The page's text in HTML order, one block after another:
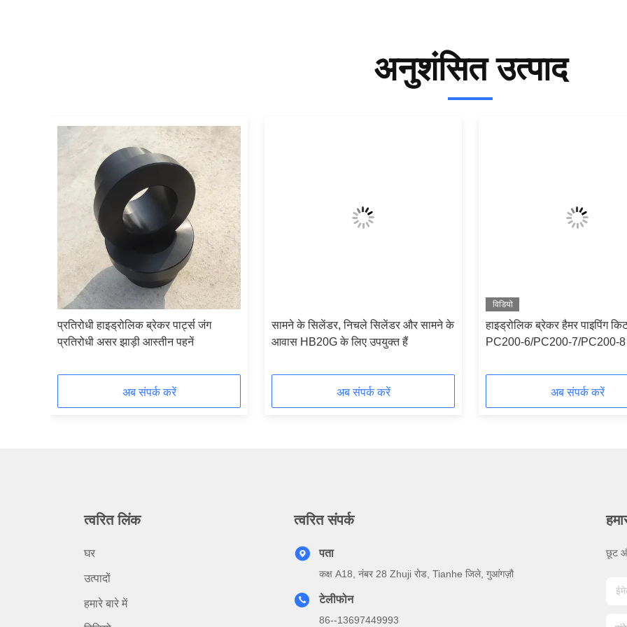
अनुशंसित उत्पाद
प्रतिरोधी हाइड्रोलिक ब्रेकर पार्ट्स जंग
प्रतिरोधी असर झाड़ी आस्तीन पहनें
अब संपर्क करें
सामने के सिलेंडर, निचले सिलेंडर और सामने के
आवास HB20G के लिए उपयुक्त हैं
अब संपर्क करें
विडियो
हाइड्रोलिक ब्रेकर हैमर पाइपिंग
PC200-6/PC200-7/PC200-
अब संपर्क करें
त्वरित लिंक
घर
उत्पादों
हमारे बारे में
त्वरित संपर्क
पता
कक्ष A18, नंबर 28 Zhuji रोड, Tianhe जिले, गुआंगज़ौ
टेलीफोन
86--13697449993
छूट